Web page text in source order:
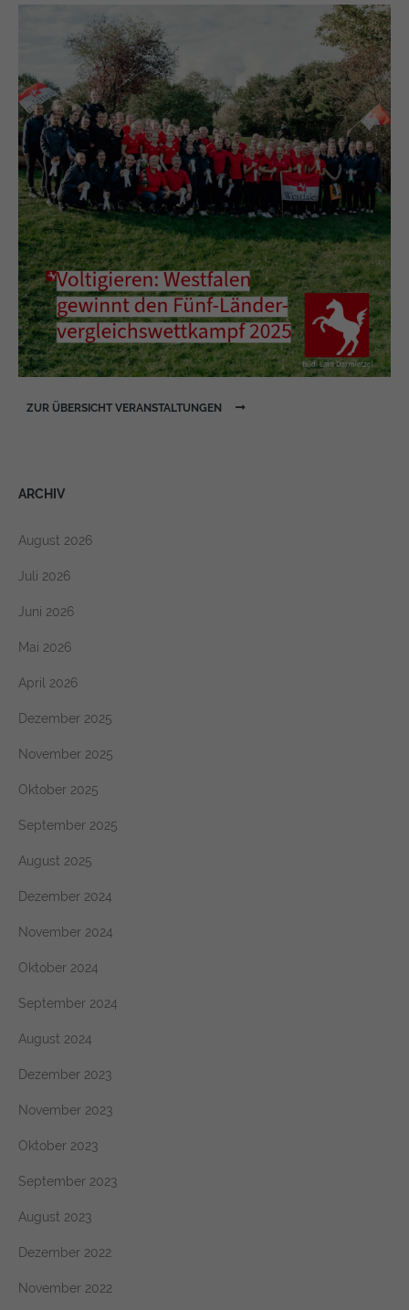
ARCHIV
August 2026
Juli 2026
Juni 2026
Mai 2026
April 2026
Dezember 2025
November 2025
Oktober 2025
September 2025
August 2025
Dezember 2024
November 2024
Oktober 2024
September 2024
August 2024
Dezember 2023
November 2023
Oktober 2023
September 2023
August 2023
Dezember 2022
November 2022
ZUR ÜBERSICHT VERANSTALTUNGEN